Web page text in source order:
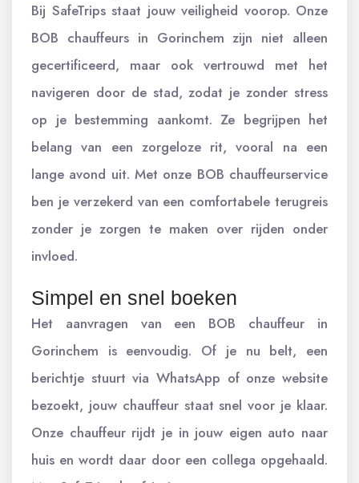
Bij SafeTrips staat jouw veiligheid voorop. Onze
BOB chauffeurs in Gorinchem zijn niet alleen
gecertificeerd, maar ook vertrouwd met het
navigeren door de stad, zodat je zonder stress
op je bestemming aankomt. Ze begrijpen het
belang van een zorgeloze rit, vooral na een
lange avond uit. Met onze BOB chauffeurservice
ben je verzekerd van een comfortabele terugreis
zonder je zorgen te maken over rijden onder
invloed.
Simpel en snel boeken
Het aanvragen van een BOB chauffeur in
Gorinchem is eenvoudig. Of je nu belt, een
berichtje stuurt via WhatsApp of onze website
bezoekt, jouw chauffeur staat snel voor je klaar.
Onze chauffeur rijdt je in jouw eigen auto naar
huis en wordt daar door een collega opgehaald.